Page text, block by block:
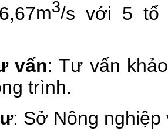
m3/s với 5 tổ
vấn: Tư vấn
trình.
: Sở Nông